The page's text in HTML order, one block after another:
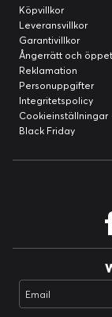
Köpvillkor
Leveransvillkor
Garantivillkor
Ångerrätt och
Reklamation
Personuppgifter
Integritetspolicy
Cookieinställningar
Black Friday
Email